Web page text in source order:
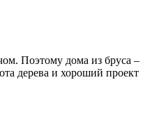
Поэтому дома из бруса –
дерева и хороший проект